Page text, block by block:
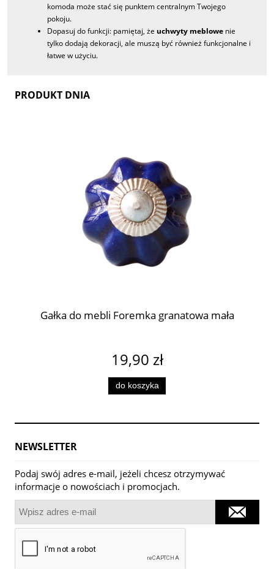
komoda może stać się punktem centralnym Twojego
pokoju.
Dopasuj do funkcji: pamiętaj, że uchwyty meblowe nie
tylko dodają dekoracji, ale muszą być również funkcjonalne i
łatwe w użyciu.
PRODUKT DNIA
Gałka do mebli Foremka granatowa mała
19,90 zł
do koszyka
NEWSLETTER
Podaj swój adres e-mail, jeżeli chcesz otrzymywać
informacje o nowościach i promocjach.